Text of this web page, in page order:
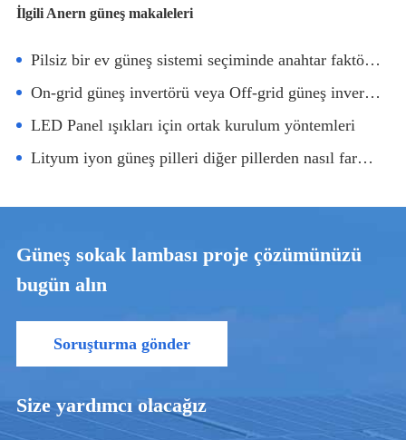
İlgili Anern güneş makaleleri
Pilsiz bir ev güneş sistemi seçiminde anahtar faktörler
On-grid güneş invertörü veya Off-grid güneş invertörü seçin?
LED Panel ışıkları için ortak kurulum yöntemleri
Lityum iyon güneş pilleri diğer pillerden nasıl farklıdır?
Güneş sokak lambası proje çözümünüzü
bugün alın
Soruşturma gönder
Size yardımcı olacağız